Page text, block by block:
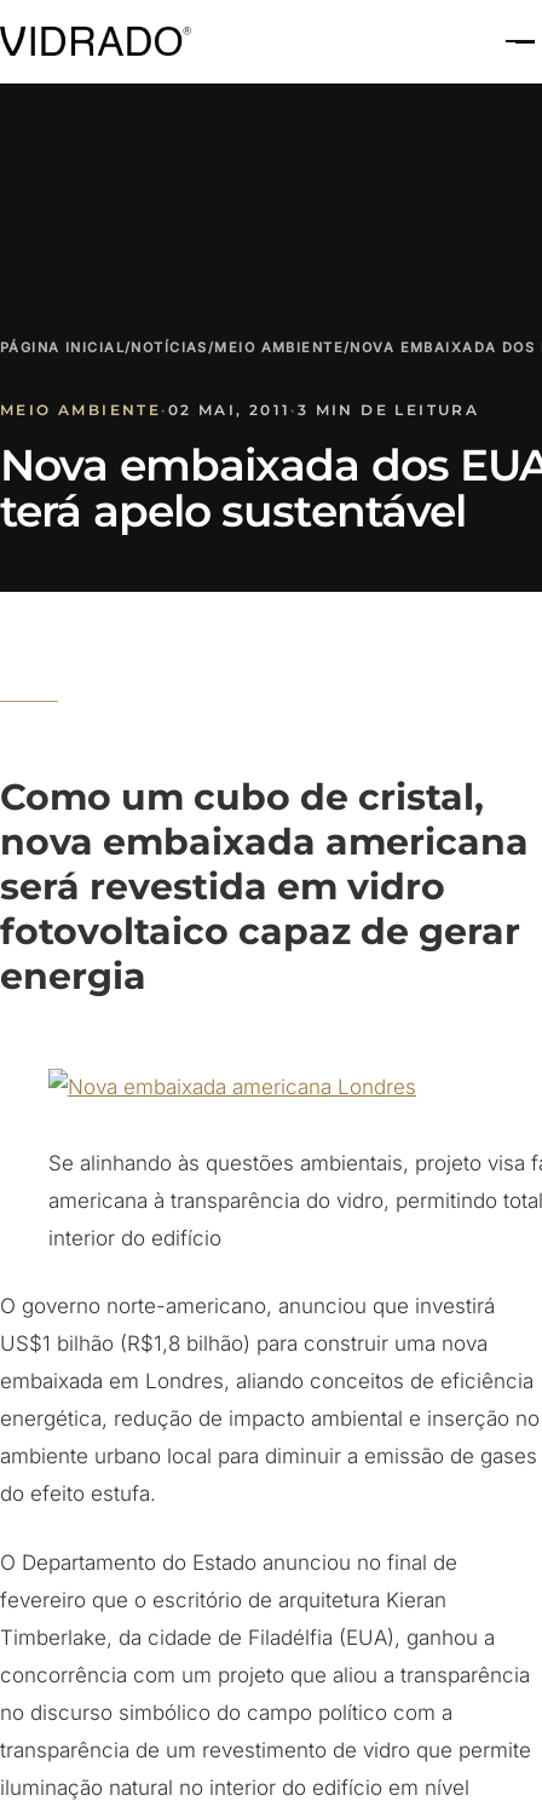
PÁGINA INICIAL/NOTÍCIAS/MEIO AMBIENTE/NOVA EMBAIXADA DOS
MEIO AMBIENTE · 02 MAI, 2011 · 3 MIN DE LEITURA
Nova embaixada dos
terá apelo sustentável
Como um cubo de cristal,
nova embaixada americana
será revestida em vidro
fotovoltaico capaz de gerar
energia
Se alinhando às questões ambientais, projeto visa
americana à transparência do vidro, permitindo
interior do edifício
O governo norte-americano, anunciou que investirá
US$1 bilhão (R$1,8 bilhão) para construir uma nova
embaixada em Londres, aliando conceitos de eficiência
energética, redução de impacto ambiental e inserção no
ambiente urbano local para diminuir a emissão de gases
do efeito estufa.
O Departamento do Estado anunciou no final de
fevereiro que o escritório de arquitetura Kieran
Timberlake, da cidade de Filadélfia (EUA), ganhou a
concorrência com um projeto que aliou a transparência
no discurso simbólico do campo político com a
transparência de um revestimento de vidro que permite
iluminação natural no interior do edifício em nível